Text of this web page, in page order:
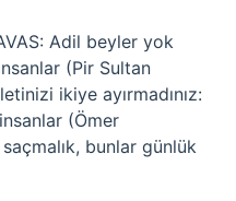
Adil beyler yok
(Pir Sultan
ikiye ayırmadınız:
(Ömer
bunlar günlük